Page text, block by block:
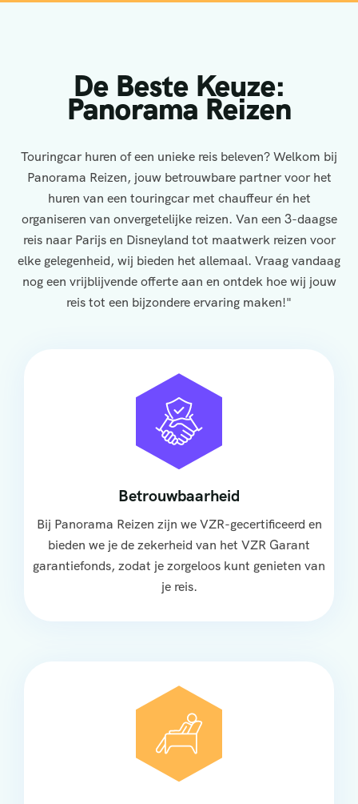
De Beste Keuze:
Panorama Reizen
Touringcar huren of een unieke reis beleven? Welkom bij
Panorama Reizen, jouw betrouwbare partner voor het
huren van een touringcar met chauffeur én het
organiseren van onvergetelijke reizen. Van een 3-daagse
reis naar Parijs en Disneyland tot maatwerk reizen voor
elke gelegenheid, wij bieden het allemaal. Vraag vandaag
nog een vrijblijvende offerte aan en ontdek hoe wij jouw
reis tot een bijzondere ervaring maken!"
Betrouwbaarheid
Bij Panorama Reizen zijn we VZR-gecertificeerd en
bieden we je de zekerheid van het VZR Garant
garantiefonds, zodat je zorgeloos kunt genieten van
je reis.